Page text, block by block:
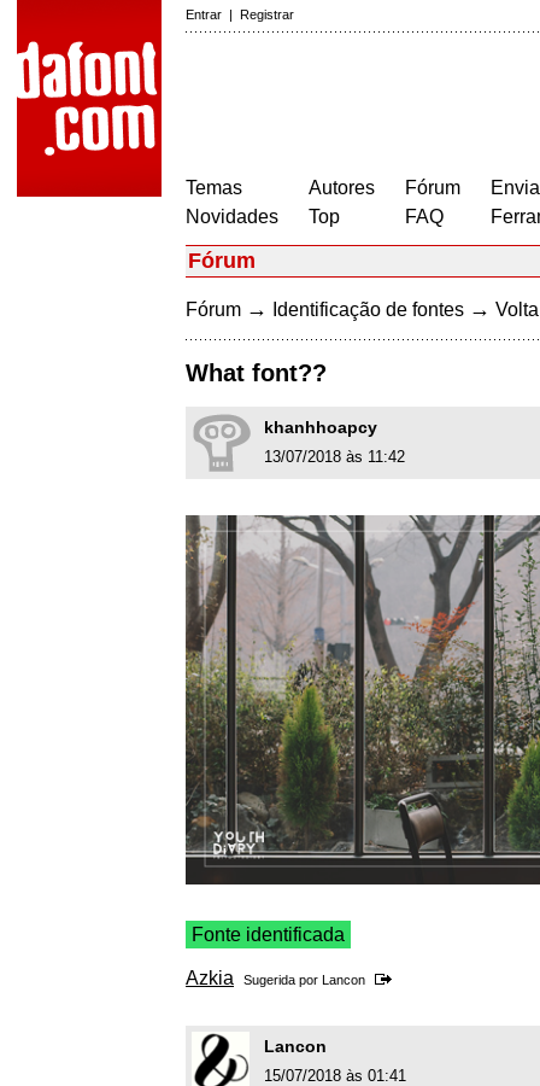
Entrar | Registrar
Temas
Novidades
Autores
Top
Fórum
FAQ
Fórum
Fórum → Identificação de fontes →
What font??
khanhhoapcy
13/07/2018 às 11:42
Fonte identificada
Azkia Sugerida por Lancon
Lancon
15/07/2018 às 01:41